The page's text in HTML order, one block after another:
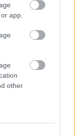
app.
other
νησιά